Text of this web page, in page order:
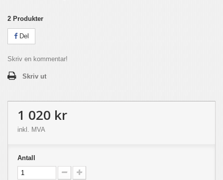
2 Produkter
Del
Skriv en kommentar!
Skriv ut
1 020 kr
inkl. MVA
Antall